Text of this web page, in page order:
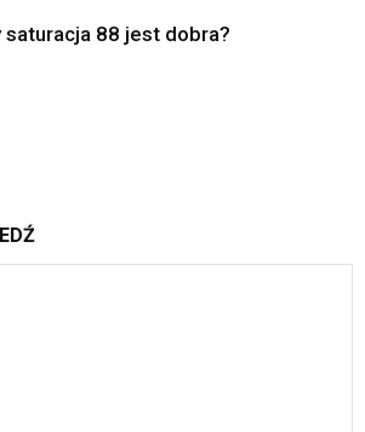
saturacja 88 jest dobra?